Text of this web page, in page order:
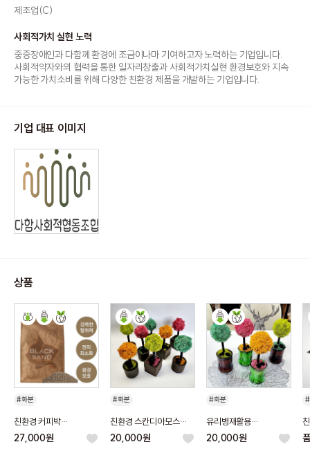
제조업(C)
사회적가치 실현 노력
중증장애인과 다함께 환경에 조금이나마 기여하고자 노력하는 기업입니다.
사회적약자와의 협력을 통한 일자리창출과 사회적가치실현 환경보호와 지속
가능한 가치소비를 위해 다양한 친환경 제품을 개발하는 기업입니다.
기업 대표 이미지
상품
#화분
#업사이클링
친환경 커피박
고양이모래 (3.5kg ) *
3개
27,000원
#화분
#업사이클링
친환경 스칸디아모스
커피박화분
20,000원
#화분
#업사이클링
유리병재활용
스칸디아모스 화분
20,000원